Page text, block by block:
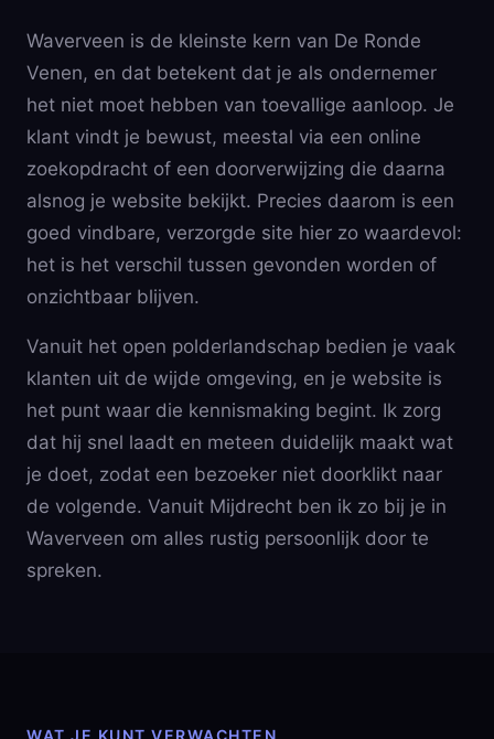
Waverveen is de kleinste kern van De Ronde
Venen, en dat betekent dat je als ondernemer
het niet moet hebben van toevallige aanloop. Je
klant vindt je bewust, meestal via een online
zoekopdracht of een doorverwijzing die daarna
alsnog je website bekijkt. Precies daarom is een
goed vindbare, verzorgde site hier zo waardevol:
het is het verschil tussen gevonden worden of
onzichtbaar blijven.
Vanuit het open polderlandschap bedien je vaak
klanten uit de wijde omgeving, en je website is
het punt waar die kennismaking begint. Ik zorg
dat hij snel laadt en meteen duidelijk maakt wat
je doet, zodat een bezoeker niet doorklikt naar
de volgende. Vanuit Mijdrecht ben ik zo bij je in
Waverveen om alles rustig persoonlijk door te
spreken.
WAT JE KUNT VERWACHTEN